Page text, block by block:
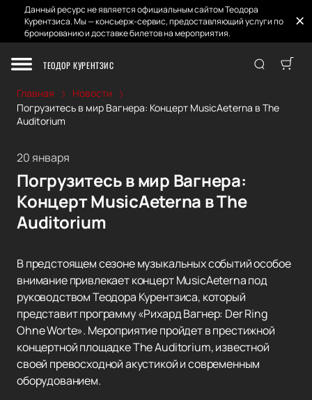
Данный ресурс не является официальным сайтом Теодора
Курентзиса. Мы — консьерж-сервис, предоставляющий услуги по
бронированию и доставке билетов на мероприятия.
ТЕОДОР КУРЕНТЗИС
Главная
Новости
Погрузитесь в мир Вагнера: Концерт MusicAeterna в The
Auditorium
20 января
Погрузитесь в мир Вагнера:
Концерт MusicAeterna в The
Auditorium
В предстоящем сезоне музыкальных событий особое
внимание привлекает концерт MusicAeterna под
руководством Теодора Курентзиса, который
представит программу «Рихард Вагнер: Der Ring
Ohne Worte». Мероприятие пройдет в престижной
концертной площадке The Auditorium, известной
своей превосходной акустикой и современным
оборудованием.